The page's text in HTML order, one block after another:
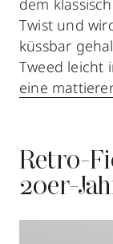
dem
Twist und
küssbar
Tweed leicht
eine
Retro-
20er-